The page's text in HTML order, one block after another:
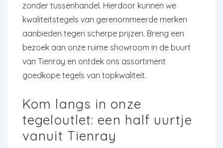
zonder tussenhandel. Hierdoor kunnen we
kwaliteitstegels van gerenommeerde merken
aanbieden tegen scherpe prijzen. Breng een
bezoek aan onze ruime showroom in de buurt
van Tienray en ontdek ons assortiment
goedkope tegels van topkwaliteit.
Kom langs in onze
tegeloutlet: een half uurtje
vanuit Tienray